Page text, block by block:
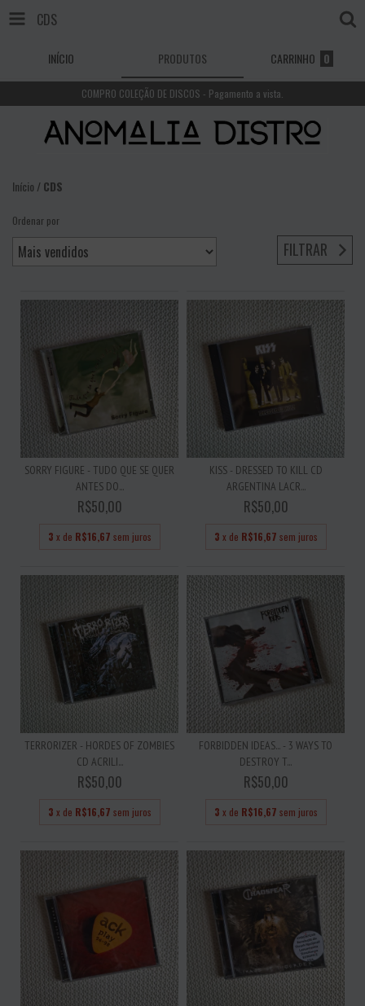
CDS
INÍCIO PRODUTOS CARRINHO 0
COMPRO COLEÇÃO DE DISCOS - Pagamento a vista.
Início /CDS
Ordenar por
FILTRAR
SORRY FIGURE - TUDO QUE SE QUER
ANTES DO...
R$50,00
3 x de R$16,67 sem juros
KISS - DRESSED TO KILL CD
ARGENTINA LACR...
R$50,00
3 x de R$16,67 sem juros
TERRORIZER - HORDES OF ZOMBIES
CD ACRILI...
R$50,00
3 x de R$16,67 sem juros
FORBIDDEN IDEAS... - 3 WAYS TO
DESTROY T...
R$50,00
3 x de R$16,67 sem juros